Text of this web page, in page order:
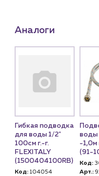
Аналоги
Гибкая подводка
для воды 1/2"
100см г.-г.
FLEXITALY
(1500404100RB)
Код: 104054
воды
-1,0м
(91-
Код:
Арт.: